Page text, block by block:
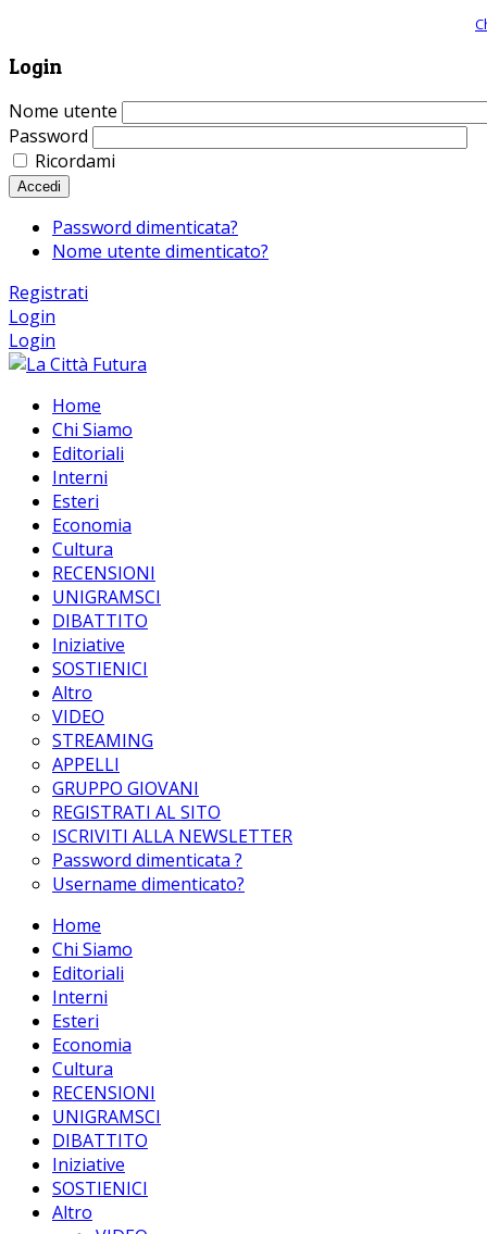
Login
Nome utente
Password
Ricordami
Accedi
Password dimenticata?
Nome utente dimenticato?
Registrati
Login
Login
Home
Chi Siamo
Editoriali
Interni
Esteri
Economia
Cultura
RECENSIONI
UNIGRAMSCI
DIBATTITO
Iniziative
SOSTIENICI
Altro
VIDEO
STREAMING
APPELLI
GRUPPO GIOVANI
REGISTRATI AL SITO
ISCRIVITI ALLA NEWSLETTER
Password dimenticata ?
Username dimenticato?
Home
Chi Siamo
Editoriali
Interni
Esteri
Economia
Cultura
RECENSIONI
UNIGRAMSCI
DIBATTITO
Iniziative
SOSTIENICI
Altro